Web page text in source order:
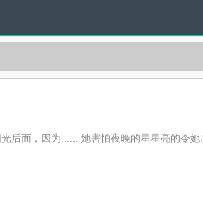
后面，因为...... 她害怕夜晚的星星亮的令